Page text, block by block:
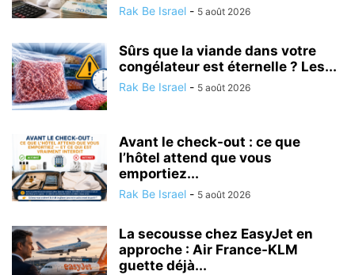
Rak Be Israel - 5 août 2026
Sûrs que la viande dans votre
congélateur est éternelle ? Les...
Rak Be Israel - 5 août 2026
Avant le check-out : ce que
l’hôtel attend que vous
emportiez...
Rak Be Israel - 5 août 2026
La secousse chez EasyJet en
approche : Air France-KLM
guette déjà...